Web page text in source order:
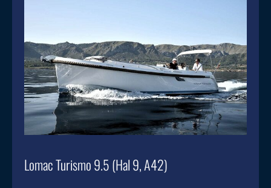
Lomac Turismo 9.5 (Hal 9, A42)